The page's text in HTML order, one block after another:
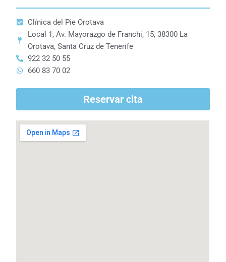
Clínica del Pie Orotava
Local 1, Av. Mayorazgo de Franchi, 15, 38300 La
Orotava, Santa Cruz de Tenerife
922 32 50 55
660 83 70 02
Reservar cita